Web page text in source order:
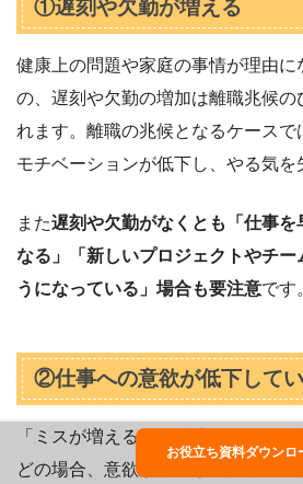
①遅刻や欠勤が増える
健康上の問題や家庭の事情が理由に
の、遅刻や欠勤の増加は離職兆候の
れます。離職の兆候となるケース
モチベーションが低下し、やる気を
また遅刻や欠勤がなくとも「仕事を
なる」「新しいプロジェクトやチー
うになっている」場合も要注意です
②仕事への意欲が低下して
「ミスが増える」「反省しない」
どの場合、意欲が低下し、仕事へ
お役立ち資料ダウンロ